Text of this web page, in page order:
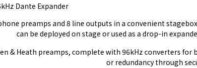
Dante Expander
preamps and 8 line outputs in a convenient
can be deployed on stage or used as a drop-in
& Heath preamps, complete with 96kHz converters
or redundancy through